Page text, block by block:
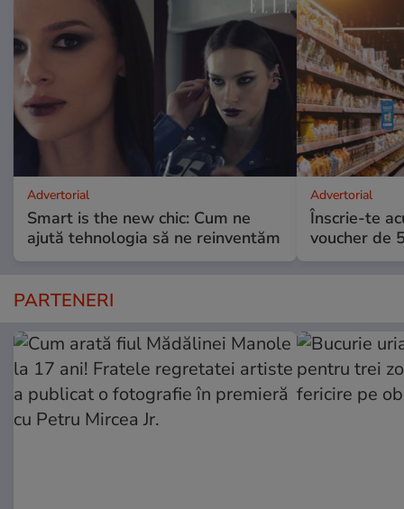
Advertorial
Smart is the new chic: Cum ne
ajută tehnologia să ne reinventăm
Advertorial
Înscrie-te
voucher de
PARTENERI